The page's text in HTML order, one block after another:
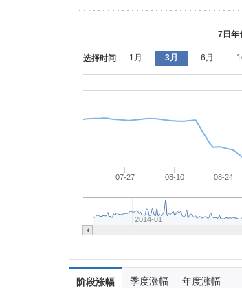
选择时间 1月 3月 6月
7日年
07-27 08-10 08-24
2014-01
阶段涨幅 季度涨幅 年度涨幅